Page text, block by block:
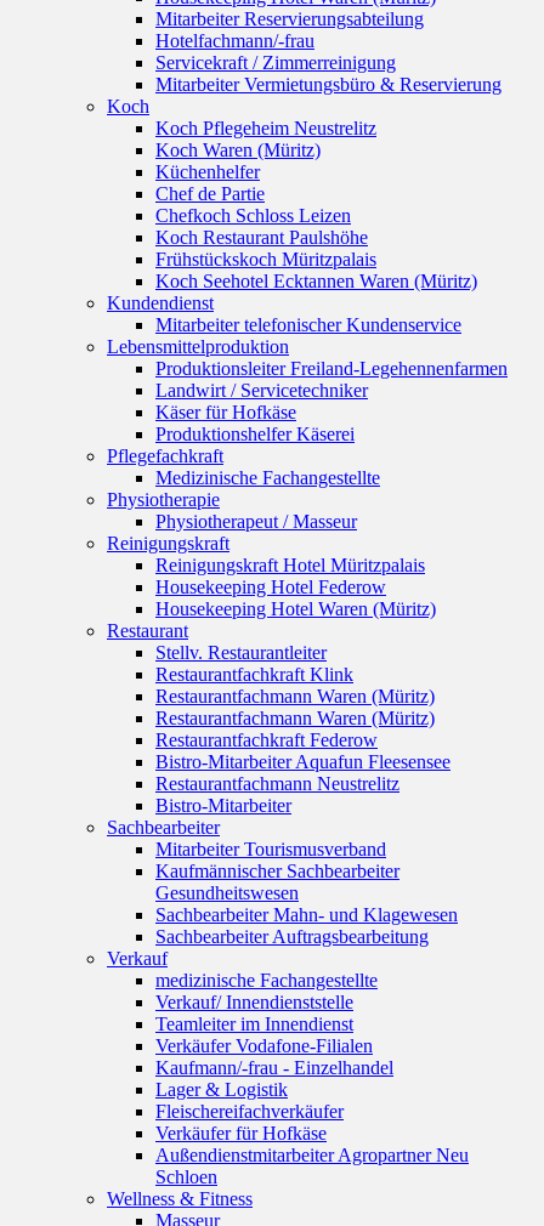
Mitarbeiter Reservierungsabteilung
Hotelfachmann/-frau
Servicekraft / Zimmerreinigung
Mitarbeiter Vermietungsbüro & Reservierung
Koch
Koch Pflegeheim Neustrelitz
Koch Waren (Müritz)
Küchenhelfer
Chef de Partie
Chefkoch Schloss Leizen
Koch Restaurant Paulshöhe
Frühstückskoch Müritzpalais
Koch Seehotel Ecktannen Waren (Müritz)
Kundendienst
Mitarbeiter telefonischer Kundenservice
Lebensmittelproduktion
Produktionsleiter Freiland-Legehennenfarmen
Landwirt / Servicetechniker
Käser für Hofkäse
Produktionshelfer Käserei
Pflegefachkraft
Medizinische Fachangestellte
Physiotherapie
Physiotherapeut / Masseur
Reinigungskraft
Reinigungskraft Hotel Müritzpalais
Housekeeping Hotel Federow
Housekeeping Hotel Waren (Müritz)
Restaurant
Stellv. Restaurantleiter
Restaurantfachkraft Klink
Restaurantfachmann Waren (Müritz)
Restaurantfachmann Waren (Müritz)
Restaurantfachkraft Federow
Bistro-Mitarbeiter Aquafun Fleesensee
Restaurantfachmann Neustrelitz
Bistro-Mitarbeiter
Sachbearbeiter
Mitarbeiter Tourismusverband
Kaufmännischer Sachbearbeiter
Gesundheitswesen
Sachbearbeiter Mahn- und Klagewesen
Sachbearbeiter Auftragsbearbeitung
Verkauf
medizinische Fachangestellte
Verkauf/ Innendienststelle
Teamleiter im Innendienst
Verkäufer Vodafone-Filialen
Kaufmann/-frau - Einzelhandel
Lager & Logistik
Fleischereifachverkäufer
Verkäufer für Hofkäse
Außendienstmitarbeiter Agropartner Neu
Schloen
Wellness & Fitness
Masseur